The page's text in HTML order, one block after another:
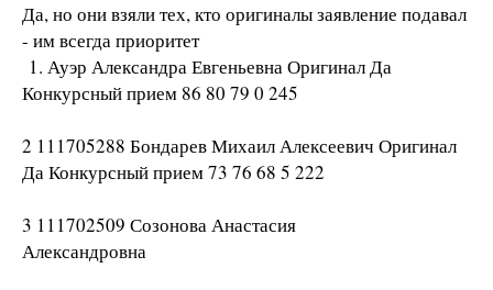
Да, но они взяли тех, кто оригиналы заявление подавал
- им всегда приоритет
1. Ауэр Александра Евгеньевна Оригинал Да
Конкурсный прием 86 80 79 0 245
2 111705288 Бондарев Михаил Алексеевич Оригинал
Да Конкурсный прием 73 76 68 5 222
3 111702509 Созонова Анастасия
Александровна